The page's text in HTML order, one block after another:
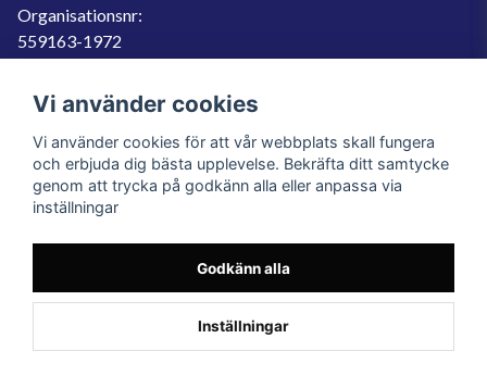
Organisationsnr:
559163-1972
SE559163197201
060-566 800
info@filter.se
559163-1972
© 2023 Filter.se, All rights reserved.
Vi använder cookies
Vi använder cookies för att vår webbplats skall fungera
och erbjuda dig bästa upplevelse. Bekräfta ditt samtycke
genom att trycka på godkänn alla eller anpassa via
inställningar
Godkänn alla
Inställningar